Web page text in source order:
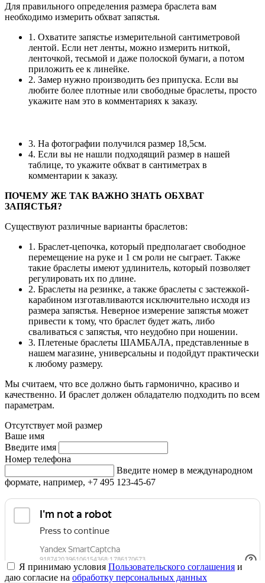
Для правильного определения размера браслета вам
необходимо измерить обхват запястья.
1. Охватите запястье измерительной сантиметровой
лентой. Если нет ленты, можно измерить ниткой,
ленточкой, тесьмой и даже полоской бумаги, а потом
приложить ее к линейке.
2. Замер нужно производить без припуска. Если вы
любите более плотные или свободные браслеты, просто
укажите нам это в комментариях к заказу.
3. На фотографии получился размер 18,5см.
4. Если вы не нашли подходящий размер в нашей
таблице, то укажите обхват в сантиметрах в
комментарии к заказу.
ПОЧЕМУ ЖЕ ТАК ВАЖНО ЗНАТЬ ОБХВАТ
ЗАПЯСТЬЯ?
Существуют различные варианты браслетов:
1. Браслет-цепочка, который предполагает свободное
перемещение на руке и 1 см роли не сыграет. Также
такие браслеты имеют удлинитель, который позволяет
регулировать их по длине.
2. Браслеты на резинке, а также браслеты с застежкой-
карабином изготавливаются исключительно исходя из
размера запястья. Неверное измерение запястья может
привести к тому, что браслет будет жать, либо
сваливаться с запястья, что неудобно при ношении.
3. Плетеные браслеты ШАМБАЛА, представленные в
нашем магазине, универсальны и подойдут практически
к любому размеру.
Мы считаем, что все должно быть гармонично, красиво и
качественно. И браслет должен обладателю подходить по всем
параметрам.
Отсутствует мой размер
Ваше имя
Введите имя
Номер телефона
Введите номер в международном
формате, например, +7 495 123-45-67
Я принимаю условия Пользовательского соглашения и
даю согласие на обработку персональных данных